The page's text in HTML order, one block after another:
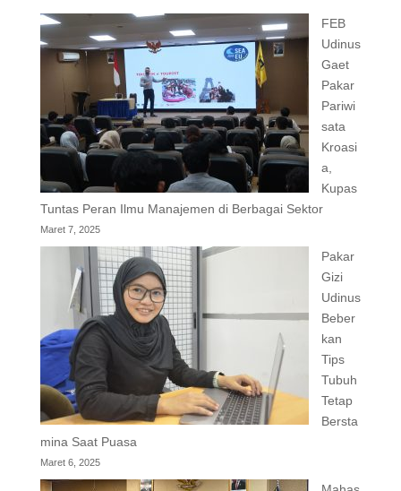
FEB
Udinus
Gaet
Pakar
Pariwi
sata
Kroasi
a,
Kupas
Tuntas Peran Ilmu Manajemen di Berbagai Sektor
Maret 7, 2025
Pakar
Gizi
Udinus
Beber
kan
Tips
Tubuh
Tetap
Bersta
mina Saat Puasa
Maret 6, 2025